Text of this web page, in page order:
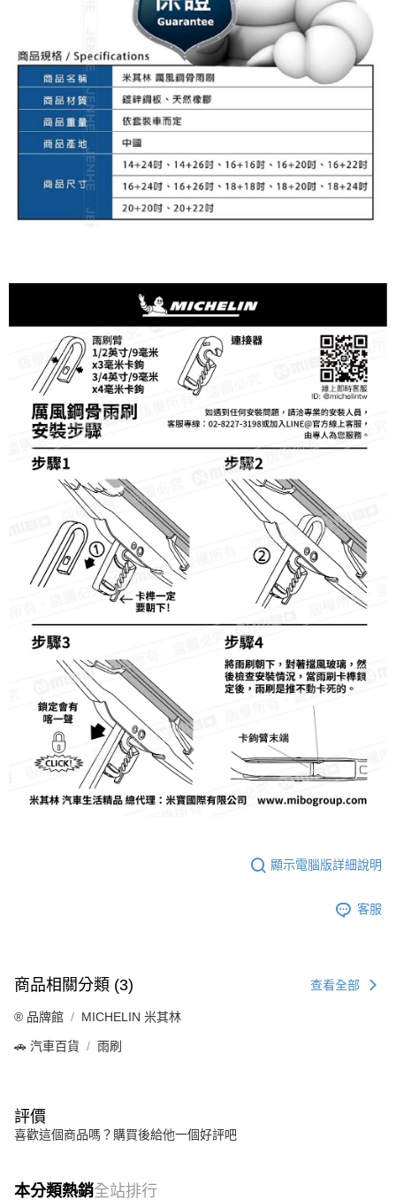
顯示電腦版詳細說明
客服
商品相關分類 (3) 查看全部
®️ 品牌館 MICHELIN 米其林
🚗 汽車百貨 雨刷
評價
喜歡這個商品嗎？購買後給他一個好評吧
本分類熱銷全站排行